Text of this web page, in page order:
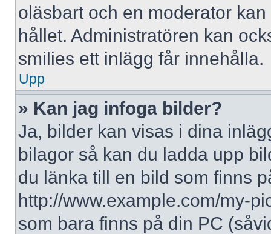
oläsbart och en moderator
hållet. Administratören kan
smilies ett inlägg får innehålla.
Upp
» Kan jag infoga bilder?
Ja, bilder kan visas i dina
bilagor så kan du ladda upp
du länka till en bild som finns
http://www.example.com/my-
som bara finns på din PC